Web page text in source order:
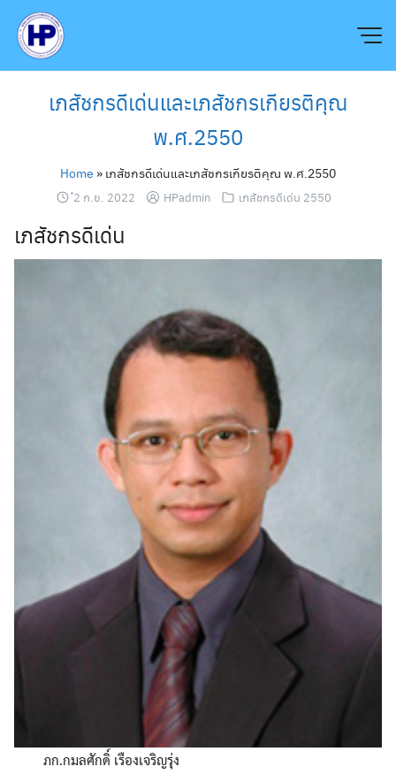
content
เภสัชกรดีเด่นและเภสัชกรเกียรติคุณ
พ.ศ.2550
Home » เภสัชกรดีเด่นและเภสัชกรเกียรติคุณ พ.ศ.2550
๋2 ก.ย. 2022 HPadmin เภสัชกรดีเด่น 2550
เภสัชกรดีเด่น
ภก.กมลศักดิ์ เรืองเจริญรุ่ง